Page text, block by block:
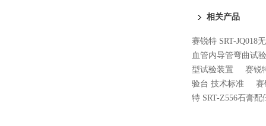
相关产品
赛锐特 SRT-JQ018
血管内导管弯曲试
型试验装置
赛锐
验台 技术标准
赛
特 SRT-Z556石膏